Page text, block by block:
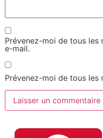
Prévenez-moi de tous les
e-mail.
Prévenez-moi de tous les